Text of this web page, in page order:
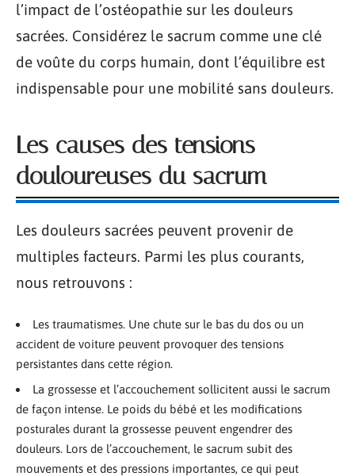
l’impact de l’ostéopathie sur les douleurs
sacrées. Considérez le sacrum comme une clé
de voûte du corps humain, dont l’équilibre est
indispensable pour une mobilité sans douleurs.
Les causes des tensions
douloureuses du sacrum
Les douleurs sacrées peuvent provenir de
multiples facteurs. Parmi les plus courants,
nous retrouvons :
Les traumatismes. Une chute sur le bas du dos ou un
accident de voiture peuvent provoquer des tensions
persistantes dans cette région.
La grossesse et l’accouchement sollicitent aussi le sacrum
de façon intense. Le poids du bébé et les modifications
posturales durant la grossesse peuvent engendrer des
douleurs. Lors de l’accouchement, le sacrum subit des
mouvements et des pressions importantes, ce qui peut